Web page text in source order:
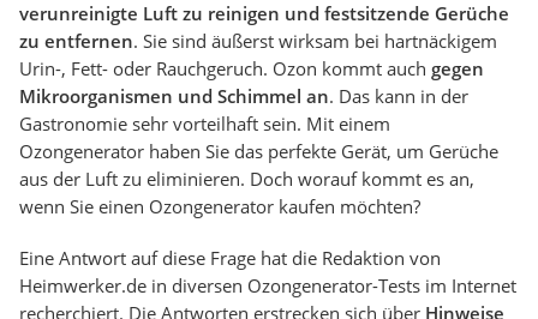
verunreinigte Luft zu reinigen und festsitzende Gerüche
zu entfernen. Sie sind äußerst wirksam bei hartnäckigem
Urin-, Fett- oder Rauchgeruch. Ozon kommt auch gegen
Mikroorganismen und Schimmel an. Das kann in der
Gastronomie sehr vorteilhaft sein. Mit einem
Ozongenerator haben Sie das perfekte Gerät, um Gerüche
aus der Luft zu eliminieren. Doch worauf kommt es an,
wenn Sie einen Ozongenerator kaufen möchten?
Eine Antwort auf diese Frage hat die Redaktion von
Heimwerker.de in diversen Ozongenerator-Tests im Internet
recherchiert. Die Antworten erstrecken sich über Hinweise